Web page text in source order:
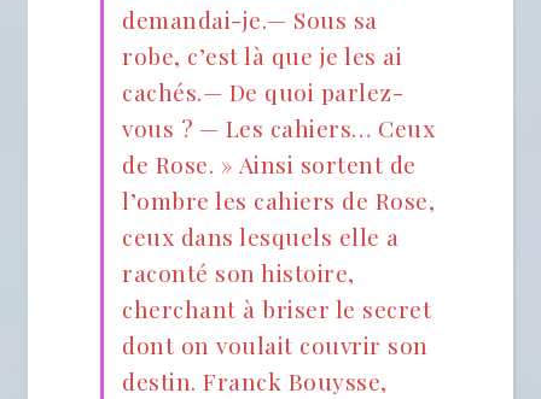
demandai-je.— Sous sa
robe, c’est là que je les ai
cachés.— De quoi parlez-
vous ? — Les cahiers… Ceux
de Rose. » Ainsi sortent de
l’ombre les cahiers de Rose,
ceux dans lesquels elle a
raconté son histoire,
cherchant à briser le secret
dont on voulait couvrir son
destin. Franck Bouysse,